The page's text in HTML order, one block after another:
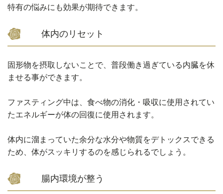
特有の悩みにも効果が期待できます。
体内のリセット
固形物を摂取しないことで、普段働き過ぎている内臓を休
ませる事ができます。
ファスティング中は、食べ物の消化・吸収に使用されてい
たエネルギーが体の回復に使用されます。
体内に溜まっていた余分な水分や物質をデトックスできる
ため、体がスッキリするのを感じられるでしょう。
腸内環境が整う